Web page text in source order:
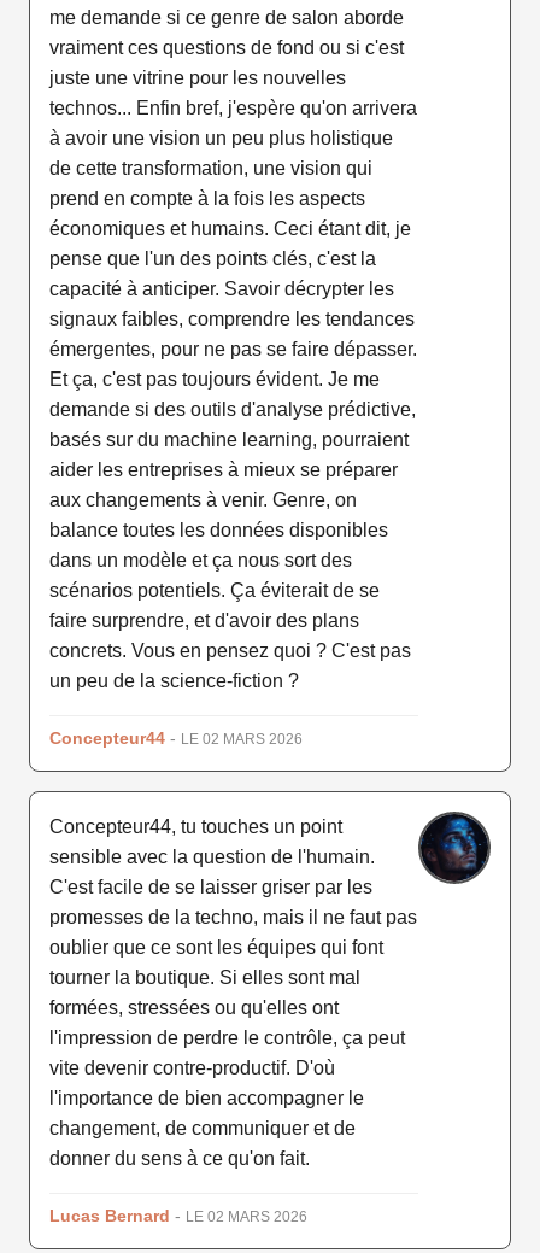
me demande si ce genre de salon aborde
vraiment ces questions de fond ou si c'est
juste une vitrine pour les nouvelles
technos... Enfin bref, j'espère qu'on arrivera
à avoir une vision un peu plus holistique
de cette transformation, une vision qui
prend en compte à la fois les aspects
économiques et humains. Ceci étant dit, je
pense que l'un des points clés, c'est la
capacité à anticiper. Savoir décrypter les
signaux faibles, comprendre les tendances
émergentes, pour ne pas se faire dépasser.
Et ça, c'est pas toujours évident. Je me
demande si des outils d'analyse prédictive,
basés sur du machine learning, pourraient
aider les entreprises à mieux se préparer
aux changements à venir. Genre, on
balance toutes les données disponibles
dans un modèle et ça nous sort des
scénarios potentiels. Ça éviterait de se
faire surprendre, et d'avoir des plans
concrets. Vous en pensez quoi ? C'est pas
un peu de la science-fiction ?
Concepteur44 - LE 02 MARS 2026
Concepteur44, tu touches un point
sensible avec la question de l'humain.
C'est facile de se laisser griser par les
promesses de la techno, mais il ne faut pas
oublier que ce sont les équipes qui font
tourner la boutique. Si elles sont mal
formées, stressées ou qu'elles ont
l'impression de perdre le contrôle, ça peut
vite devenir contre-productif. D'où
l'importance de bien accompagner le
changement, de communiquer et de
donner du sens à ce qu'on fait.
Lucas Bernard - LE 02 MARS 2026